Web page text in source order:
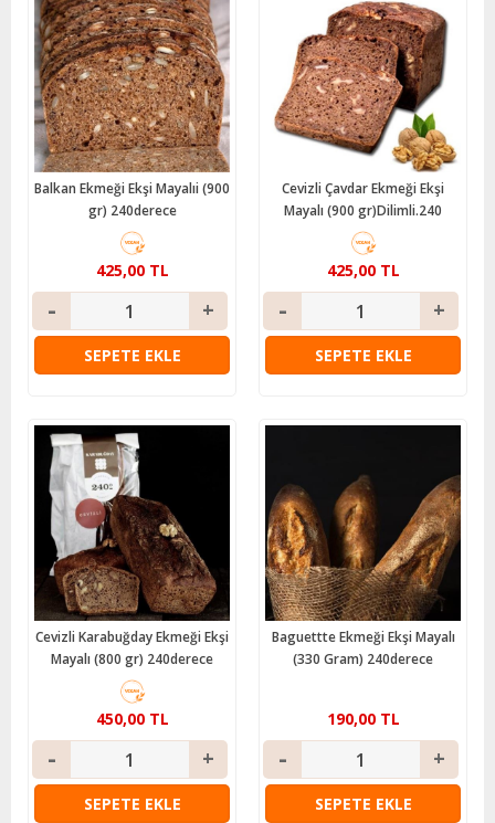
Balkan Ekmeği Ekşi Mayalıi (900
gr) 240derece
425,00 TL
SEPETE EKLE
Cevizli Çavdar Ekmeği Ekşi
Mayalı (900 gr)Dilimli.240
425,00 TL
SEPETE EKLE
Cevizli Karabuğday Ekmeği Ekşi
Mayalı (800 gr) 240derece
450,00 TL
SEPETE EKLE
Baguettte Ekmeği Ekşi Mayalı
(330 Gram) 240derece
190,00 TL
SEPETE EKLE